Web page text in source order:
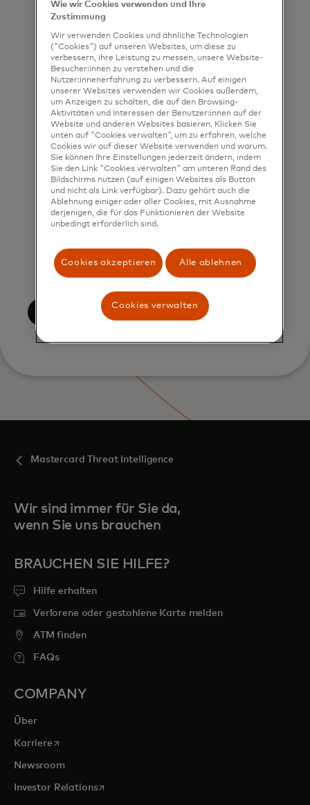
shared my phone number, I confirm
that I am also happy to be
contacted by Mastercard for such
marketing purposes by phone. I
understand that I am free to
withdraw my consent at any time,
free of charge, using the opt-out
link provided in each email.
I acknowledge that my personal
data will be processed in
accordance with
Mastercard’sGlobal Privacy Notice
confirm that I have read and agree
to the Mastercard Terms of Use
Mastercard Threat Intelligence
Wir sind immer für Sie da,
wenn Sie uns brauchen
BRAUCHEN SIE HILFE?
Hilfe erhalten
Verlorene oder gestohlene Karte melden
ATM finden
FAQs
COMPANY
Über
Karrierewird in einer neuen Registerkarte geöffnet
Newsroom
Investor Relationswird in einer neuen Registerkarte geöffnet
Wie wir Cookies verwenden und Ihre
Zustimmung
Wir verwenden Cookies und ähnliche Technologien
("Cookies") auf unseren Websites, um diese zu
verbessern, ihre Leistung zu messen, unsere Website-
Besucher:innen zu verstehen und die
Nutzer:innenerfahrung zu verbessern. Auf einigen
unserer Websites verwenden wir Cookies außerdem,
um Anzeigen zu schalten, die auf den Browsing-
Aktivitäten und Interessen der Benutzer:innen auf der
Website und anderen Websites basieren. Klicken Sie
unten auf "Cookies verwalten", um zu erfahren, welche
Cookies wir auf dieser Website verwenden und warum.
Sie können Ihre Einstellungen jederzeit ändern, indem
Sie den Link "Cookies verwalten" am unteren Rand des
Bildschirms nutzen (auf einigen Websites als Button
und nicht als Link verfügbar). Dazu gehört auch die
Ablehnung einiger oder aller Cookies, mit Ausnahme
derjenigen, die für das Funktionieren der Website
unbedingt erforderlich sind.
Cookies akzeptieren Alle ablehnen
Cookies verwalten